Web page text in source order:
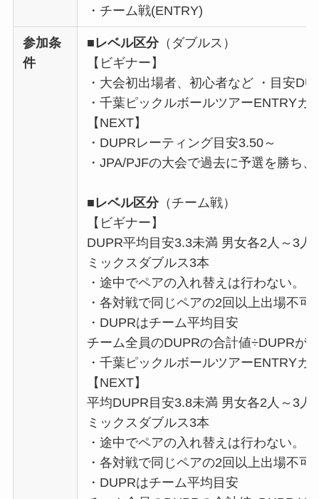
・チーム戦(ENTRY)
参加条
件
■レベル区分（ダブルス）
【ビギナー】
・大会初出場者、初心者など ・目安
・千葉ピックルボールツアーENTRY
【NEXT】
・DUPRレーティング目安3.50～
・JPA/PJFの大会で過去に予選を勝ち
■レベル区分（チーム戦）
【ビギナー】
DUPR平均目安3.3未満 男女各2人～3人
ミックスダブルス3本
・途中でペアの入れ替えは行わない。
・各対戦で同じペアの2回以上出場不可
・DUPRはチーム平均目安
チーム全員のDUPRの合計値÷DUPRが
・千葉ピックルボールツアーENTRYカ
【NEXT】
平均DUPR目安3.8未満 男女各2人～3人
ミックスダブルス3本
・途中でペアの入れ替えは行わない。
・各対戦で同じペアの2回以上出場不可
・DUPRはチーム平均目安